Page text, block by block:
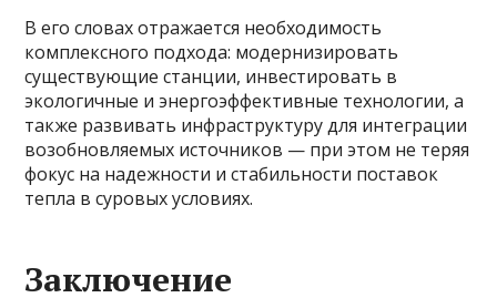
В его словах отражается необходимость
комплексного подхода: модернизировать
существующие станции, инвестировать в
экологичные и энергоэффективные технологии, а
также развивать инфраструктуру для интеграции
возобновляемых источников — при этом не теряя
фокус на надежности и стабильности поставок
тепла в суровых условиях.
Заключение